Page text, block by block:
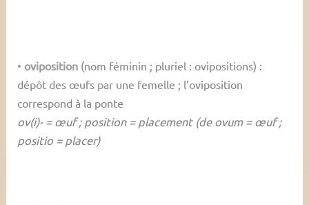
• oviposition (nom féminin ; pluriel : ovipositions) :
dépôt des œufs par une femelle ; l’oviposition
correspond à la ponte
ov(i)- = œuf ; position = placement (de ovum = œuf ;
positio = placer)